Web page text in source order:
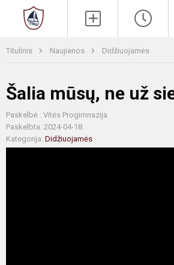
Titulinis Naujienos Didžiuojamės
Šalia mūsų, ne už
Paskelbė : Vitės Progimnazija
Paskelbta: 2024-04-18
Kategorija: Didžiuojamės